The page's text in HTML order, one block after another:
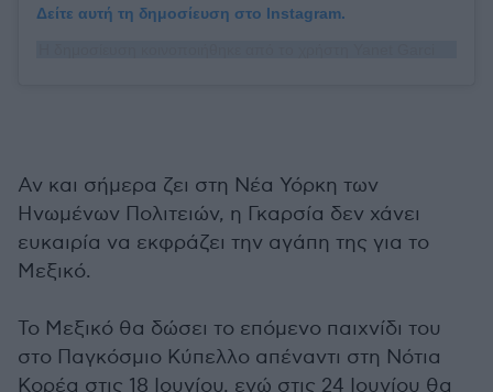
Δείτε αυτή τη δημοσίευση στο Instagram.
Αν και σήμερα ζει στη Νέα Υόρκη των
Ηνωμένων Πολιτειών, η Γκαρσία δεν χάνει
ευκαιρία να εκφράζει την αγάπη της για το
Μεξικό.
Το Μεξικό θα δώσει το επόμενο παιχνίδι του
στο Παγκόσμιο Κύπελλο απέναντι στη Νότια
Κορέα στις 18 Ιουνίου, ενώ στις 24 Ιουνίου θα